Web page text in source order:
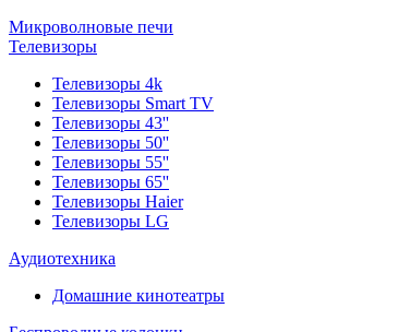
Микроволновые печи
Телевизоры
Телевизоры 4k
Телевизоры Smart TV
Телевизоры 43''
Телевизоры 50''
Телевизоры 55''
Телевизоры 65''
Телевизоры Haier
Телевизоры LG
Аудиотехника
Домашние кинотеатры